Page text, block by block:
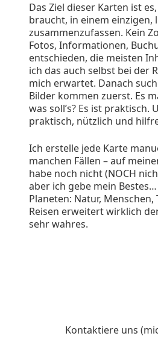
Das Ziel dieser Karten ist
braucht, in einem einzigen,
zusammenzufassen. Kein
Fotos, Informationen,
entschieden, die meisten
ich das auch selbst bei der
mich erwartet. Danach
Bilder kommen zuerst. Es
was soll’s? Es ist
praktisch, nützlich und
Ich erstelle jede Karte
manchen Fällen – auf
habe noch nicht (NOCH
aber ich gebe mein
Planeten: Natur,
Reisen erweitert wirklich
sehr wahres.
Kontaktiere uns